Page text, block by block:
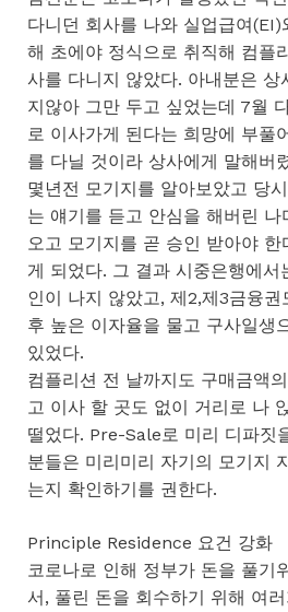
다니던 회사를 나와 실업급여(EI)
해 초에야 정식으로 취직해 컴플
사를 다니지 않았다. 아내분은 상
지않아 그만 두고 싶었는데 7월
로 이사가게 된다는 희망에 부풀
를 다닐 것이라 상사에게 말해버
몇년전 모기지를 알아보았고 당
는 얘기를 듣고 안심을 해버린
오고 모기지를 곧 승인 받아야
게 되었다. 그 결과 시중은행에서
인이 나지 않았고, 제2,제3금융
후 높은 이자율을 물고 구사일생
있었다.
컴플리션 전 날까지도 구매금액
고 이사 할 곳도 없이 거리로 나
떨었다. Pre-Sale로 미리 디파짓
분들은 미리미리 자기의 모기지
는지 확인하기를 권한다.
Principle Residence 요건 강화
코로나로 인해 정부가 돈을 풀기
서, 풀린 돈을 회수하기 위해 여